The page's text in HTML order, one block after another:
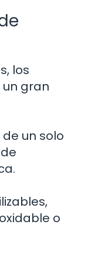
los
gran
un solo
o